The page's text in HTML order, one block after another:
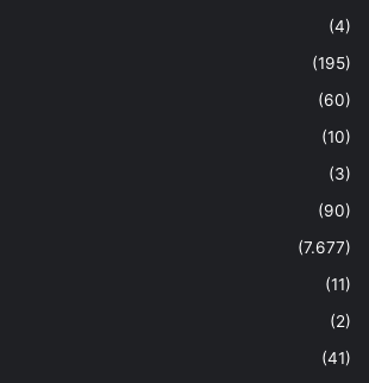
(4)
(195)
(60)
(10)
(3)
(90)
(7.677)
(11)
(2)
(41)